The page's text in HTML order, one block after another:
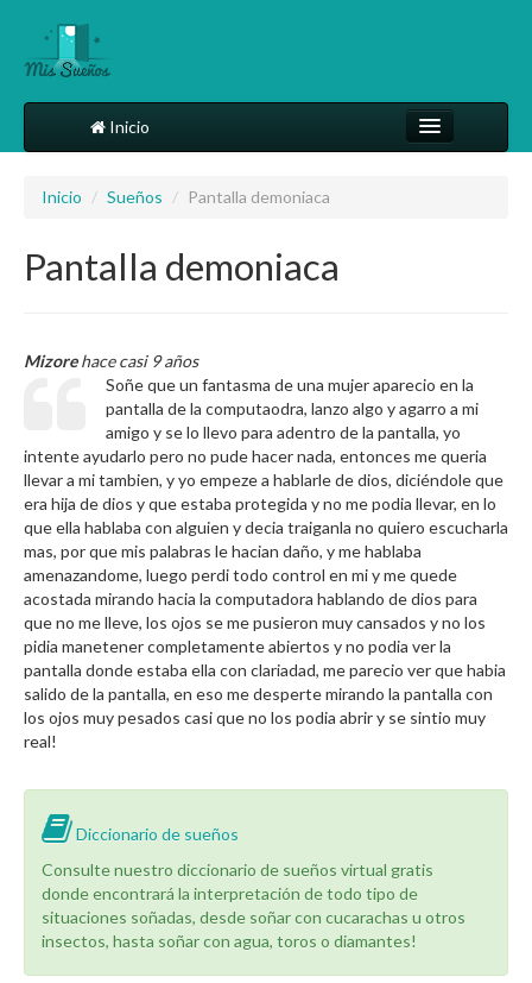
Inicio
Más
Inicio / Sueños / Pantalla demoniaca
Pantalla demoniaca
Mizorehace casi 9 años
Soñe que un fantasma de una mujer aparecio en la
pantalla de la computaodra, lanzo algo y agarro a mi
amigo y se lo llevo para adentro de la pantalla, yo
intente ayudarlo pero no pude hacer nada, entonces me queria
llevar a mi tambien, y yo empeze a hablarle de dios, diciéndole que
era hija de dios y que estaba protegida y no me podia llevar, en lo
que ella hablaba con alguien y decia traiganla no quiero escucharla
mas, por que mis palabras le hacian daño, y me hablaba
amenazandome, luego perdi todo control en mi y me quede
acostada mirando hacia la computadora hablando de dios para
que no me lleve, los ojos se me pusieron muy cansados y no los
pidia manetener completamente abiertos y no podia ver la
pantalla donde estaba ella con clariadad, me parecio ver que habia
salido de la pantalla, en eso me desperte mirando la pantalla con
los ojos muy pesados casi que no los podia abrir y se sintio muy
real!
Diccionario de sueños
Consulte nuestro diccionario de sueños virtual gratis
donde encontrará la interpretación de todo tipo de
situaciones soñadas, desde soñar con cucarachas u otros
insectos, hasta soñar con agua, toros o diamantes!